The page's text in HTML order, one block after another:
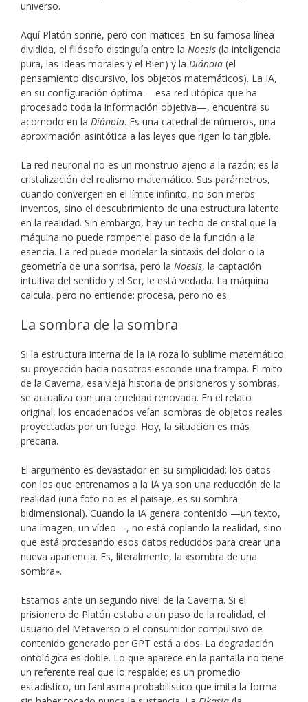
universo.
Aquí Platón sonríe, pero con matices. En su famosa línea
dividida, el filósofo distinguía entre la Noesis (la inteligencia
pura, las Ideas morales y el Bien) y la Diánoia (el
pensamiento discursivo, los objetos matemáticos). La IA,
en su configuración óptima —esa red utópica que ha
procesado toda la información objetiva—, encuentra su
acomodo en la Diánoia. Es una catedral de números, una
aproximación asintótica a las leyes que rigen lo tangible.
La red neuronal no es un monstruo ajeno a la razón; es la
cristalización del realismo matemático. Sus parámetros,
cuando convergen en el límite infinito, no son meros
inventos, sino el descubrimiento de una estructura latente
en la realidad. Sin embargo, hay un techo de cristal que la
máquina no puede romper: el paso de la función a la
esencia. La red puede modelar la sintaxis del dolor o la
geometría de una sonrisa, pero la Noesis, la captación
intuitiva del sentido y el Ser, le está vedada. La máquina
calcula, pero no entiende; procesa, pero no es.
La sombra de la sombra
Si la estructura interna de la IA roza lo sublime matemático,
su proyección hacia nosotros esconde una trampa. El mito
de la Caverna, esa vieja historia de prisioneros y sombras,
se actualiza con una crueldad renovada. En el relato
original, los encadenados veían sombras de objetos reales
proyectadas por un fuego. Hoy, la situación es más
precaria.
El argumento es devastador en su simplicidad: los datos
con los que entrenamos a la IA ya son una reducción de la
realidad (una foto no es el paisaje, es su sombra
bidimensional). Cuando la IA genera contenido —un texto,
una imagen, un vídeo—, no está copiando la realidad, sino
que está procesando esos datos reducidos para crear una
nueva apariencia. Es, literalmente, la «sombra de una
sombra».
Estamos ante un segundo nivel de la Caverna. Si el
prisionero de Platón estaba a un paso de la realidad, el
usuario del Metaverso o el consumidor compulsivo de
contenido generado por GPT está a dos. La degradación
ontológica es doble. Lo que aparece en la pantalla no tiene
un referente real que lo respalde; es un promedio
estadístico, un fantasma probabilístico que imita la forma